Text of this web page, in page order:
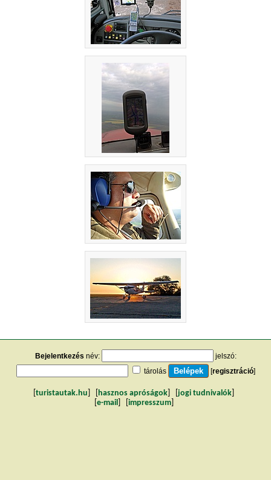
Bejelentkezés név:
jelszó:
tárolás
[regisztráció]
turistautak.hu hasznos apróságok jogi tudnivalók
e-mail impresszum]